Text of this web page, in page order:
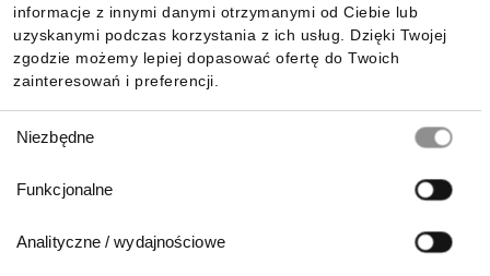
informacje z innymi danymi otrzymanymi od Ciebie lub
uzyskanymi podczas korzystania z ich usług. Dzięki Twojej
zgodzie możemy lepiej dopasować ofertę do Twoich
zainteresowań i preferencji.
zgody
Niezbędne
Funkcjonalne
Analityczne / wydajnościowe
Pobierz naszą aplikację mobilną: